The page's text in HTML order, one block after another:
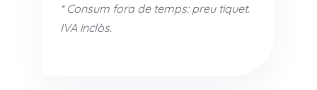
* Consum fora de temps: preu tiquet.
IVA inclòs.